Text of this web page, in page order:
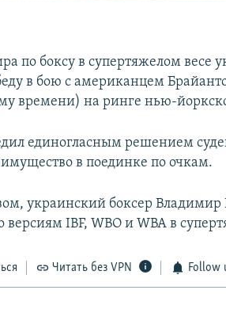
по боксу в супертяжелом весе
в бою с американцем
времени) на ринге нью-
единогласным решением
в поединке по очкам.
украинский боксер Владимир
IBF, WBO и WBA в
Читать без VPN Follow